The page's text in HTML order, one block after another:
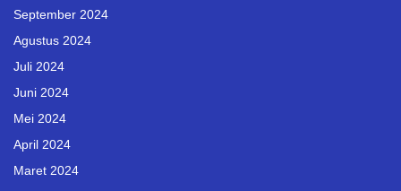
September 2024
Agustus 2024
Juli 2024
Juni 2024
Mei 2024
April 2024
Maret 2024